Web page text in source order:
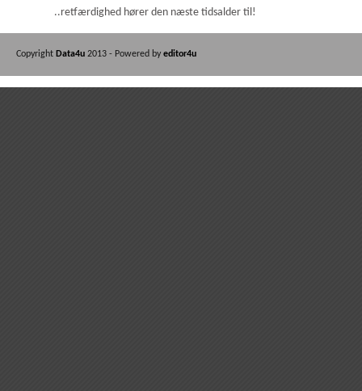
..retfærdighed hører den næste tidsalder til!
Copyright Data4u 2013 - Powered by editor4u